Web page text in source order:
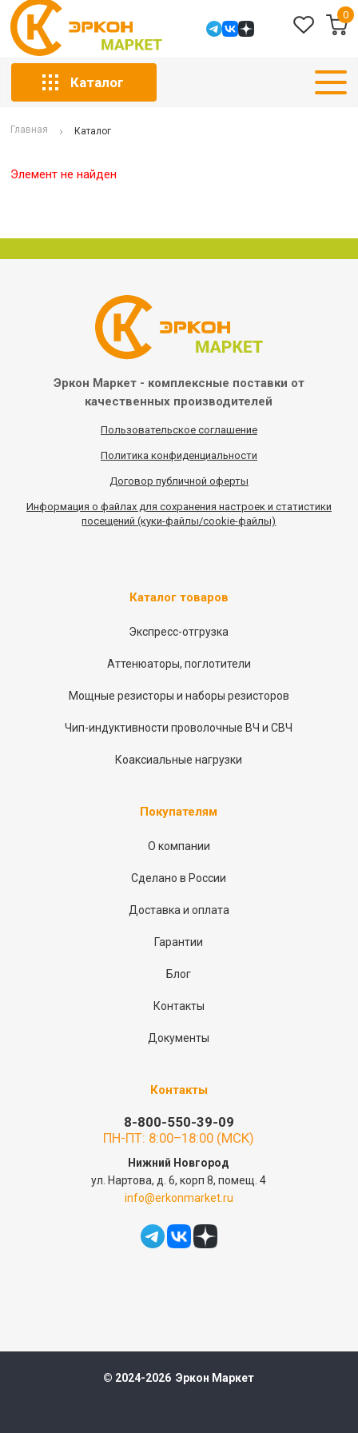
0
Каталог
Главная Каталог
Элемент не найден
Эркон Маркет - комплексные поставки от
качественных производителей
Пользовательское соглашение
Политика конфиденциальности
Договор публичной оферты
Информация о файлах для сохранения настроек и статистики
посещений (куки-файлы/cookie-файлы)
Каталог товаров
Экспресс-отгрузка
Аттенюаторы, поглотители
Мощные резисторы и наборы резисторов
Чип-индуктивности проволочные ВЧ и СВЧ
Коаксиальные нагрузки
Покупателям
О компании
Сделано в России
Доставка и оплата
Гарантии
Блог
Контакты
Документы
Контакты
8-800-550-39-09
ПН-ПТ: 8:00–18:00 (МСК)
Нижний Новгород
ул. Нартова, д. 6, корп 8, помещ. 4
info@erkonmarket.ru
© 2024-2026 Эркон Маркет